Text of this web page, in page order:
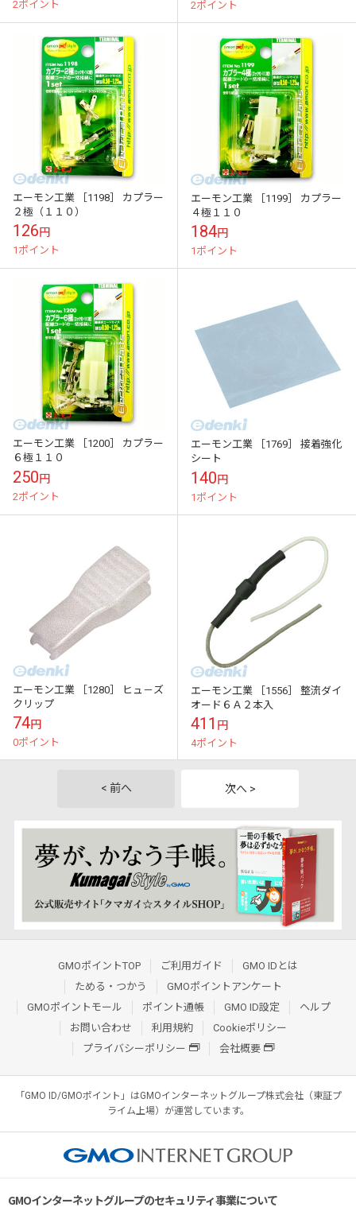
2ポイント 2ポイント
エーモン工業 ［1198］ カプラー
２極（１１０）
126円
1ポイント
エーモン工業 ［1199］ カプラー
４極１１０
184円
1ポイント
エーモン工業 ［1200］ カプラー
６極１１０
250円
2ポイント
エーモン工業 ［1769］ 接着強化
シート
140円
1ポイント
エーモン工業 ［1280］ ヒュ－ズ
クリップ
74円
0ポイント
エーモン工業 ［1556］ 整流ダイ
オード６Ａ２本入
411 円
4ポイント
< 前へ 次へ >
GMOポイントTOP ご利用ガイド
GMO IDとは
ためる・つかう
GMOポイントアンケート
GMOポイントモール
ポイント通帳 GMO ID設定
ヘルプ
お問い合わせ
利用規約
Cookieポリシー
プライバシーポリシー
会社概要
「GMO ID/GMOポイント」はGMOインターネットグループ株式会社（東証プ
ライム上場）が運営しています。
GMOインターネットグループのセキュリティ事業について